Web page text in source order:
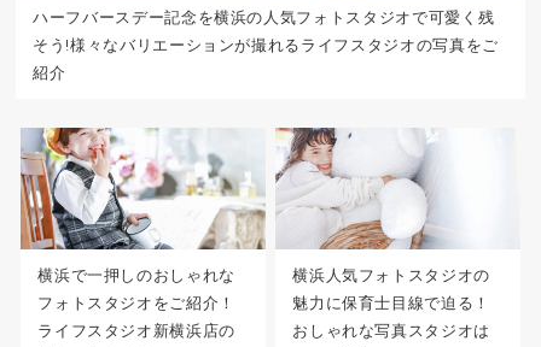
ハーフバースデー記念を横浜の人気フォトスタジオで可愛く残
そう!様々なバリエーションが撮れるライフスタジオの写真をご
紹介
横浜で一押しのおしゃれな
フォトスタジオをご紹介！
ライフスタジオ新横浜店の
横浜人気フォトスタジオの
魅力に保育士目線で迫る！
おしゃれな写真スタジオは